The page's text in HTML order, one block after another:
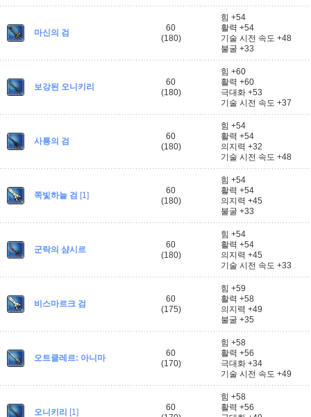
마신의 검
60
(180)
힘 +54
활력 +54
기술 시전 속도 +48
불굴 +33
보강된 오니키리
60
(180)
힘 +60
활력 +60
극대화 +53
기술 시전 속도 +37
사룡의 검
60
(180)
힘 +54
활력 +54
의지력 +32
기술 시전 속도 +48
쪽빛하늘 검 [1]
60
(180)
힘 +54
활력 +54
의지력 +45
불굴 +33
군락의 샴시르
60
(180)
힘 +54
활력 +54
의지력 +45
기술 시전 속도 +33
비스마르크 검
60
(175)
힘 +59
활력 +58
의지력 +49
불굴 +35
오트클레르: 아니마
60
(170)
힘 +58
활력 +56
극대화 +34
기술 시전 속도 +49
오니키리 [1]
60
힘 +58
활력 +56